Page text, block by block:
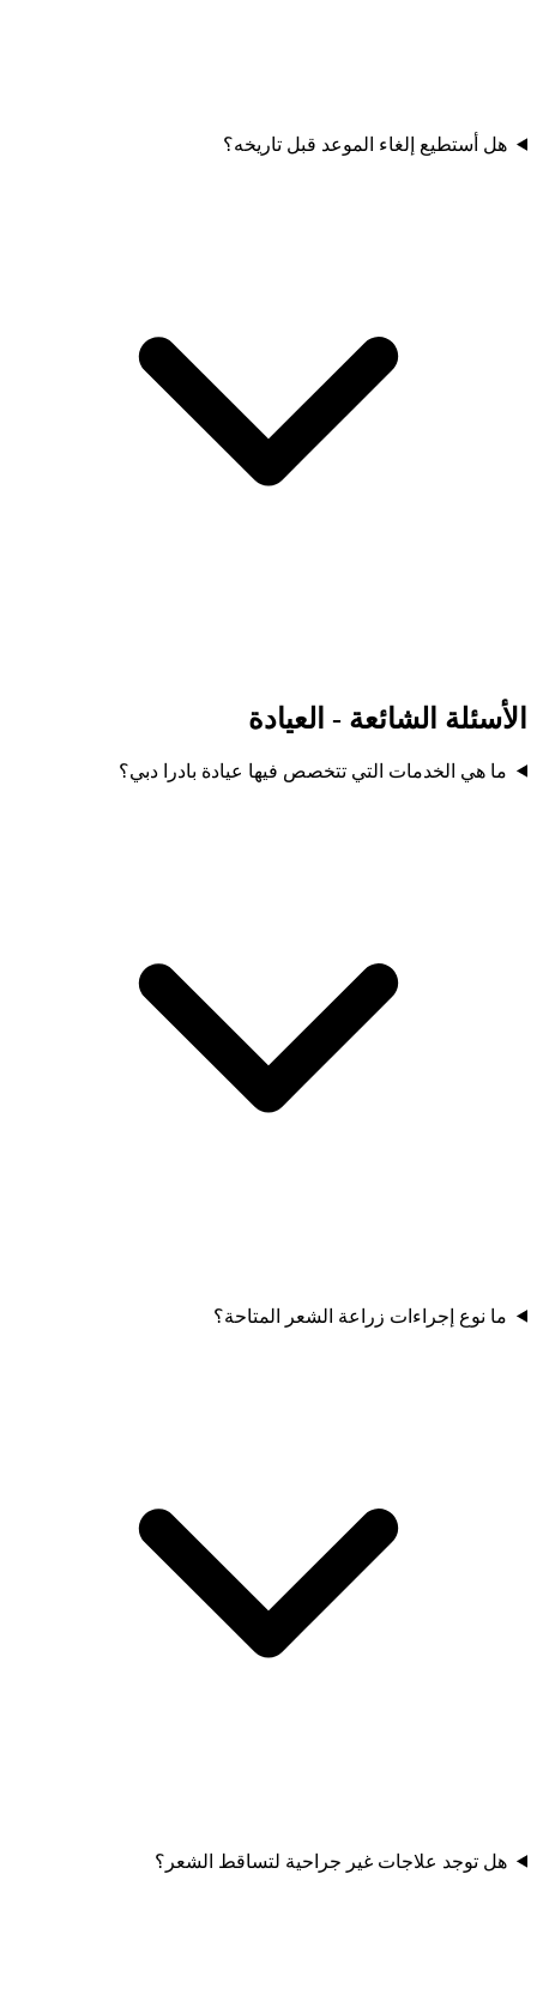
هل أستطيع إلغاء الموعد قبل تاريخه؟
الأسئلة الشائعة - العيادة
ما هي الخدمات التي تتخصص فيها عيادة بادرا دبي؟
ما نوع إجراءات زراعة الشعر المتاحة؟
هل توجد علاجات غير جراحية لتساقط الشعر؟